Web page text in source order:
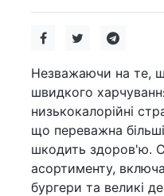
Незважаючи на те,
швидкого
низькокалорійні
що переважна
шкодить здоров'ю.
асортименту,
бургери та великі